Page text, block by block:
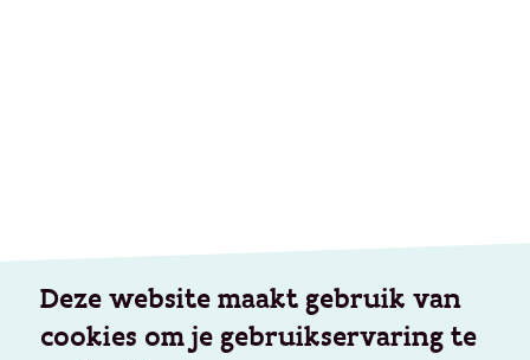
Deze website maakt gebruik van
cookies om je gebruikservaring te